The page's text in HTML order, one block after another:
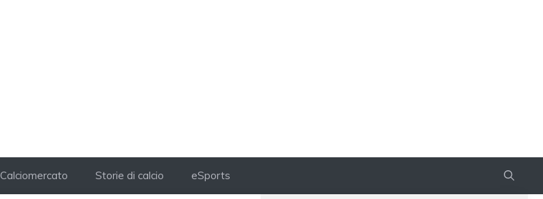
Calciomercato Storie di calcio eSports